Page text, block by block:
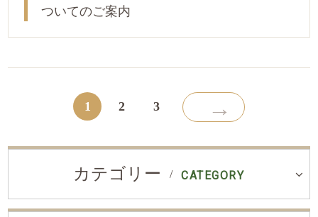
ついてのご案内
1 2 3 →
カテゴリー CATEGORY